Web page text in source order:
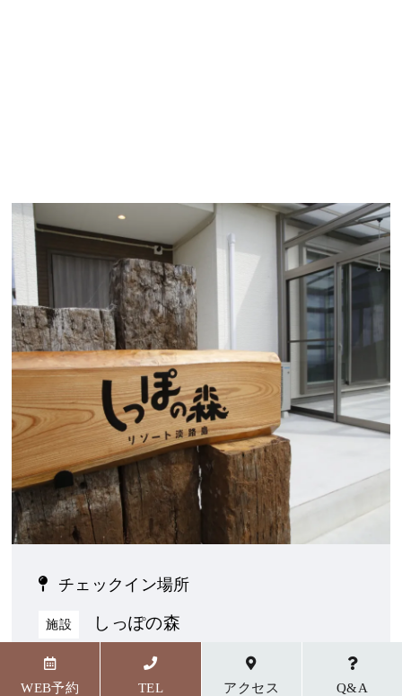
チェックイン場所
施設 しっぽの森
〒656-1727 兵庫県淡路市野島貴船23番地5
WEB予約
TEL アクセス Q&A